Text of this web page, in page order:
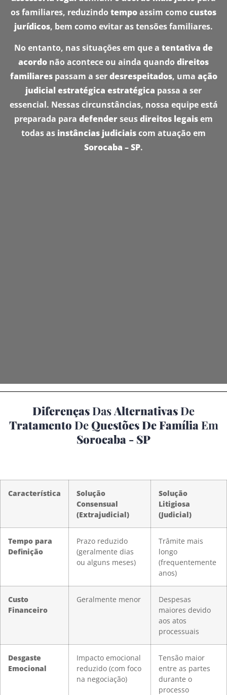
os familiares, reduzindo tempoassim como custos
jurídicos, bem como evitar as tensões familiares.
No entanto, nas situações em que a tentativa de
acordo não acontece ou ainda quando direitos
familiarespassam a serdesrespeitados, uma ação
judicial estratégica estratégica passa a ser
essencial. Nessas circunstâncias, nossa equipe está
preparada para defenderseusdireitos legaisem
todas as instâncias judiciaiscom atuação em
Sorocaba – SP.
DiferençasDasAlternativasDe
Tratamento DeQuestões De Família Em
Sorocaba - SP
Característica
Solução
Consensual
(Extrajudicial)
Solução
Litigiosa
(Judicial)
Tempo para
Definição
Prazo reduzido
(geralmente dias
ou alguns meses)
Trâmite mais
longo
(frequentemente
anos)
Custo
Financeiro
Geralmente menor
Despesas
maiores devido
aos atos
processuais
Desgaste
Emocional
Impacto emocional
reduzido (com foco
na negociação)
Tensão maior
entre as partes
durante o
processo